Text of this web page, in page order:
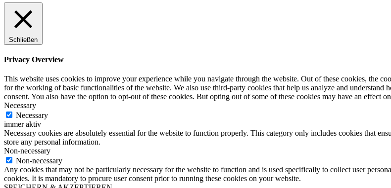
Schließen
Privacy Overview
This website uses cookies to improve your experience while you navigate through the website. Out of these cookies, the
for the working of basic functionalities of the website. We also use third-party cookies that help us analyze and
consent. You also have the option to opt-out of these cookies. But opting out of some of these cookies may have an effect
Necessary
Necessary
immer aktiv
Necessary cookies are absolutely essential for the website to function properly. This category only includes cookies that
store any personal information.
Non-necessary
Non-necessary
Any cookies that may not be particularly necessary for the website to function and is used specifically to collect user
cookies. It is mandatory to procure user consent prior to running these cookies on your website.